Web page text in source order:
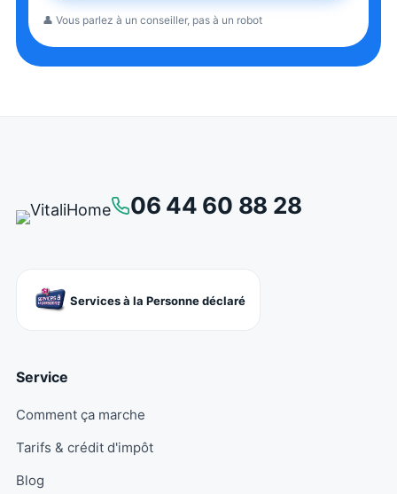
👤 Vous parlez à un conseiller, pas à un robot
06 44 60 88 28
Services à la Personne déclaré
Service
Comment ça marche
Tarifs & crédit d'impôt
Blog